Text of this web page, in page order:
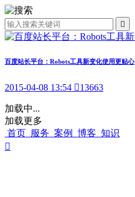

百度站长平台：Robots工具新变化使用更贴心
2015-04-08 13:54 13663
加载中...
加载更多
首页 服务 案例 博客 知识
